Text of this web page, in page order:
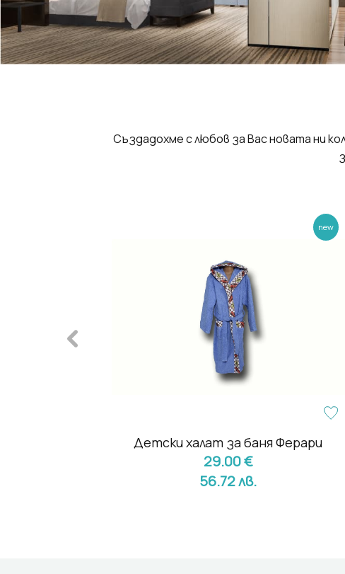
Създадохме с любов за Вас новата ни
Детски халат за баня Ферари
29.00 €
56.72 лв.
new